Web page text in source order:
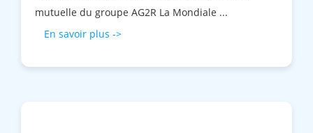
mutuelle du groupe AG2R La Mondiale ...
En savoir plus ->